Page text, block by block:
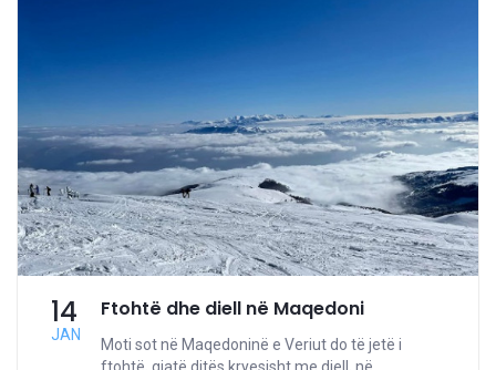
14
JAN
Ftohtë dhe diell në Maqedoni
Moti sot në Maqedoninë e Veriut do të jetë i